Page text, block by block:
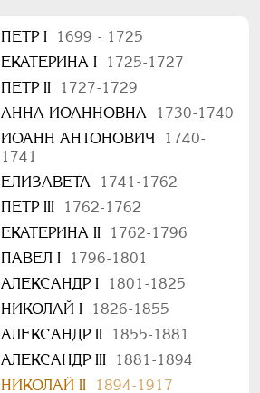
ПEТР I
1699 - 1725
ЕКАТЕРИНА I
1725-1727
ПЕТР II
1727-1729
АННА ИОАННОВНА
1730-1740
ИОАНН АНТОНОВИЧ
1740-
1741
ЕЛИЗАВЕТА
1741-1762
ПЕТР III
1762-1762
ЕКАТЕРИНА II
1762-1796
ПАВЕЛ I
1796-1801
АЛЕКСАНДР I
1801-1825
НИКОЛАЙ I
1826-1855
АЛЕКСАНДР II
1855-1881
АЛЕКСАНДР III
1881-1894
НИКОЛАЙ II
1894-1917